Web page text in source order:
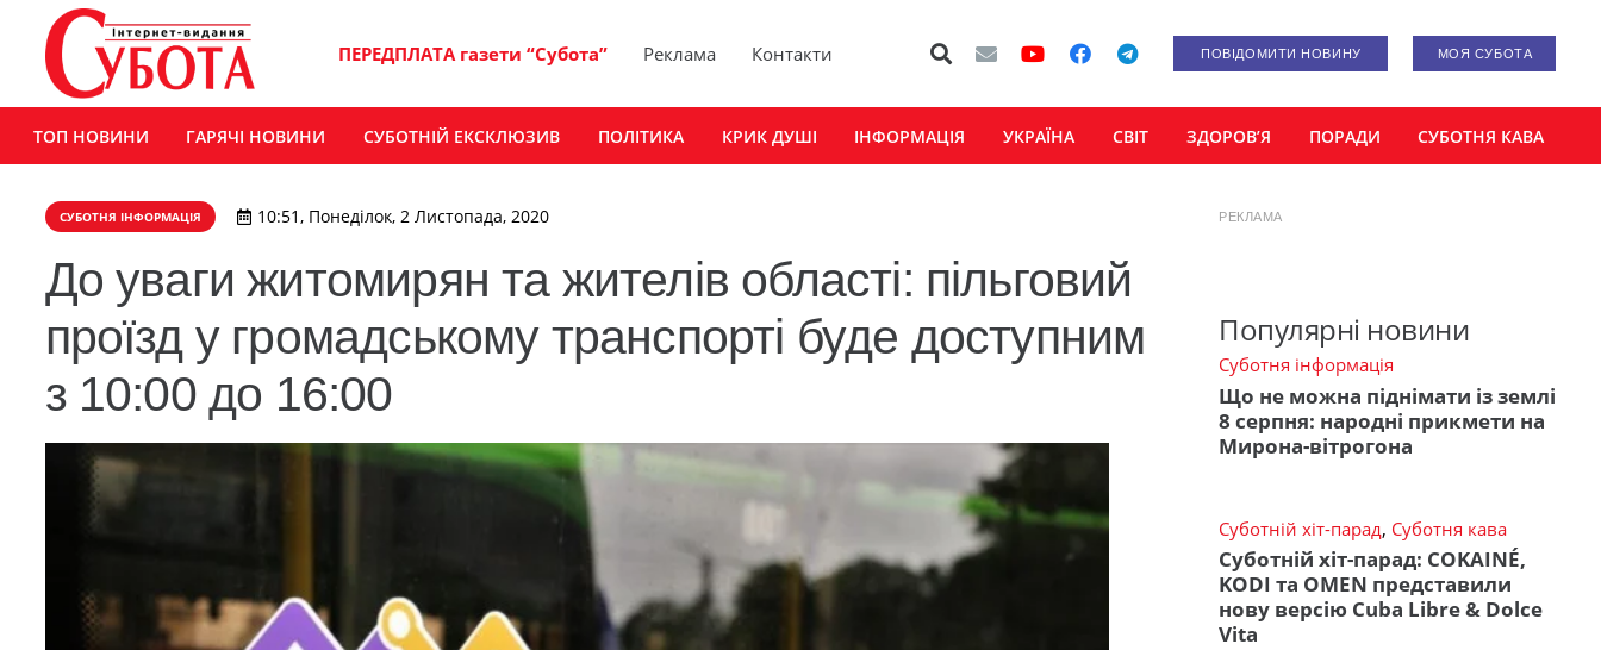
ПЕРЕДПЛАТА газети “Субота” Реклама Контакти ПОВІДОМИТИ НОВИНУ МОЯ СУБОТА
ТОП НОВИНИ ГАРЯЧІ НОВИНИ СУБОТНІЙ ЕКСКЛЮЗИВ ПОЛІТИКА КРИК ДУШІ ІНФОРМАЦІЯ УКРАЇНА СВІТ ЗДОРОВ’Я ПОРАДИ СУБОТНЯ КАВА
СУБОТНЯ ІНФОРМАЦІЯ 10:51, Понеділок, 2 Листопада, 2020
До уваги житомирян та жителів області: пільговий
проїзд у громадському транспорті буде доступним
з 10:00 до 16:00
РЕКЛАМА
Популярні новини
Суботня інформація
Що не можна піднімати із землі
8 серпня: народні прикмети на
Мирона-вітрогона
Суботній хіт-парад, Суботня кава
Суботній хіт-парад: COKAINÉ,
KODI та OMEN представили
нову версію Cuba Libre & Dolce
Vita